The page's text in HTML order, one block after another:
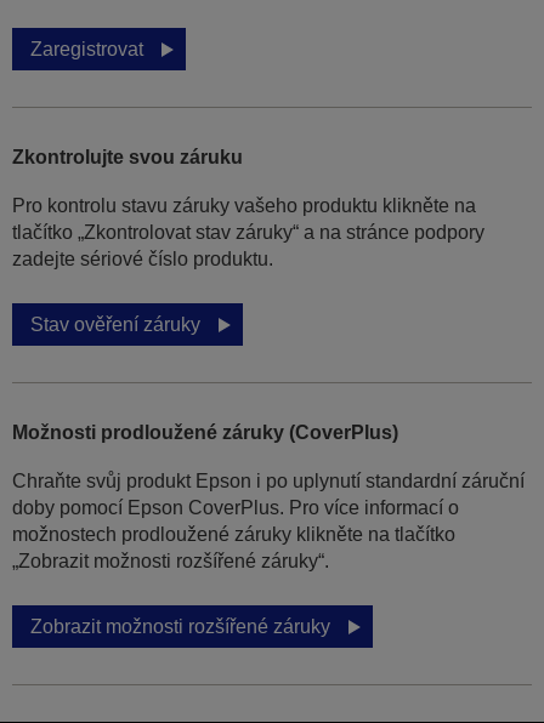
Zaregistrovat
Zkontrolujte svou záruku
Pro kontrolu stavu záruky vašeho produktu klikněte na
tlačítko „Zkontrolovat stav záruky“ a na stránce podpory
zadejte sériové číslo produktu.
Stav ověření záruky
Možnosti prodloužené záruky (CoverPlus)
Chraňte svůj produkt Epson i po uplynutí standardní záruční
doby pomocí Epson CoverPlus. Pro více informací o
možnostech prodloužené záruky klikněte na tlačítko
„Zobrazit možnosti rozšířené záruky“.
Zobrazit možnosti rozšířené záruky